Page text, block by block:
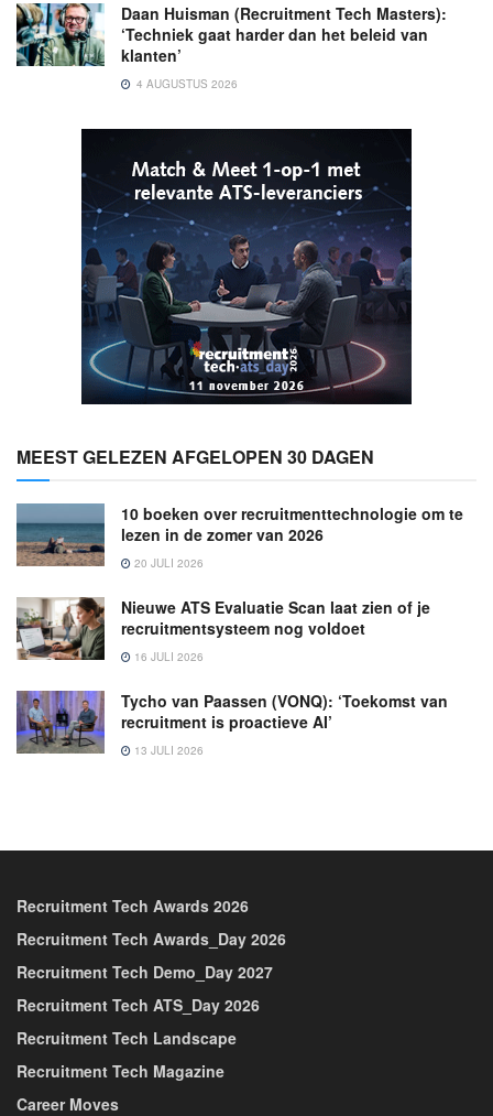
Daan Huisman (Recruitment Tech Masters):
‘Techniek gaat harder dan het beleid van
klanten’
4 AUGUSTUS 2026
MEEST GELEZEN AFGELOPEN 30 DAGEN
10 boeken over recruitmenttechnologie om te
lezen in de zomer van 2026
20 JULI 2026
Nieuwe ATS Evaluatie Scan laat zien of je
recruitmentsysteem nog voldoet
16 JULI 2026
Tycho van Paassen (VONQ): ‘Toekomst van
recruitment is proactieve AI’
13 JULI 2026
Recruitment Tech Awards 2026
Recruitment Tech Awards_Day 2026
Recruitment Tech Demo_Day 2027
Recruitment Tech ATS_Day 2026
Recruitment Tech Landscape
Recruitment Tech Magazine
Career Moves